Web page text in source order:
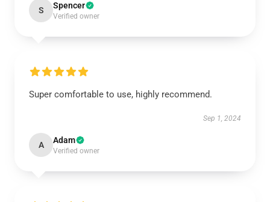
S Spencer
Verified owner
Super comfortable to use, highly recommend.
Sep 1, 2024
A Adam
Verified owner